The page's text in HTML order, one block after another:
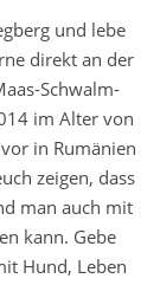
und lebe
direkt an der
Schwalm-
im Alter von
in Rumänien
zeigen, dass
man auch mit
kann. Gebe
Hund, Leben